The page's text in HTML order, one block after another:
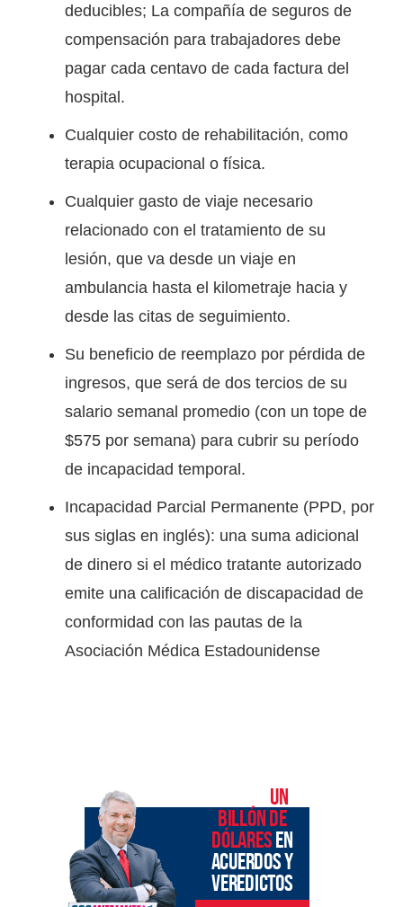
deducibles; La compañía de seguros de
compensación para trabajadores debe
pagar cada centavo de cada factura del
hospital.
Cualquier costo de rehabilitación, como
terapia ocupacional o física.
Cualquier gasto de viaje necesario
relacionado con el tratamiento de su
lesión, que va desde un viaje en
ambulancia hasta el kilometraje hacia y
desde las citas de seguimiento.
Su beneficio de reemplazo por pérdida de
ingresos, que será de dos tercios de su
salario semanal promedio (con un tope de
$575 por semana) para cubrir su período
de incapacidad temporal.
Incapacidad Parcial Permanente (PPD, por
sus siglas en inglés): una suma adicional
de dinero si el médico tratante autorizado
emite una calificación de discapacidad de
conformidad con las pautas de la
Asociación Médica Estadounidense
UN
BILLÓN DE
DÓLARESEN
ACUERDOS Y
VEREDICTOS